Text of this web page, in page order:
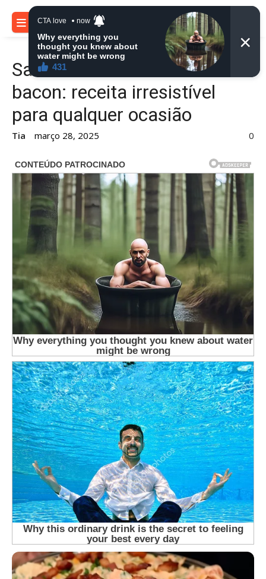
content
MENU
Salada de maionese com
bacon: receita irresistível
para qualquer ocasião
Tia março 28, 2025 0